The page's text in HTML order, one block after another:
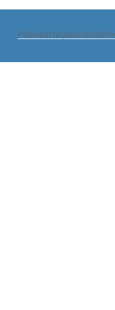
Palvelun tarjoaa